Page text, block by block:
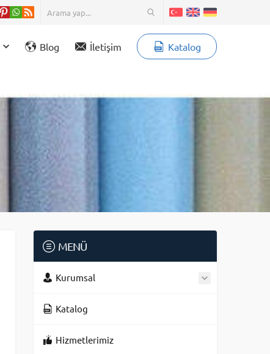
Blog İletişim Katalog
MENÜ
Kurumsal
Katalog
Hizmetlerimiz